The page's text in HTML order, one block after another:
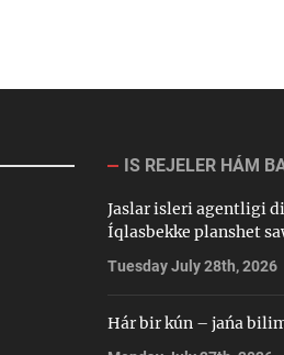
IS REJELER HÁM
Jaslar isleri agentligi
Íqlasbekke planshet
Tuesday July 28th, 2026
Hár bir kún – jańa